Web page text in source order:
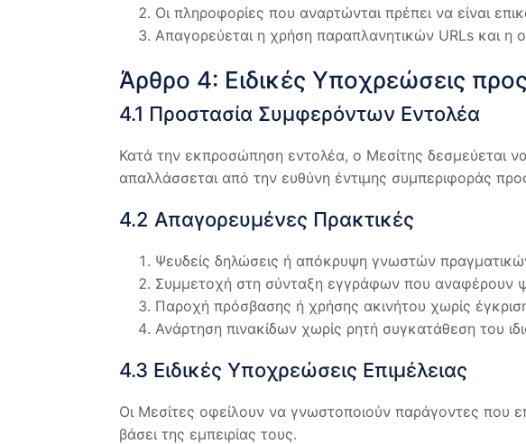
Οι πληροφορίες που αναρτώνται πρέπει να είναι
Απαγορεύεται η χρήση παραπλανητικών URLs και η
Άρθρο 4: Ειδικές Υποχρεώσεις
4.1 Προστασία Συμφερόντων Εντολέα
Κατά την εκπροσώπηση εντολέα, ο Μεσίτης δεσμεύεται
απαλλάσσεται από την ευθύνη έντιμης συμπεριφοράς
4.2 Απαγορευμένες Πρακτικές
Ψευδείς δηλώσεις ή απόκρυψη γνωστών
Συμμετοχή στη σύνταξη εγγράφων που αναφέρουν
Παροχή πρόσβασης ή χρήσης ακινήτου χωρίς έγκριση
Ανάρτηση πινακίδων χωρίς ρητή συγκατάθεση του
4.3 Ειδικές Υποχρεώσεις Επιμέλειας
Οι Μεσίτες οφείλουν να γνωστοποιούν παράγοντες που
βάσει της εμπειρίας τους.